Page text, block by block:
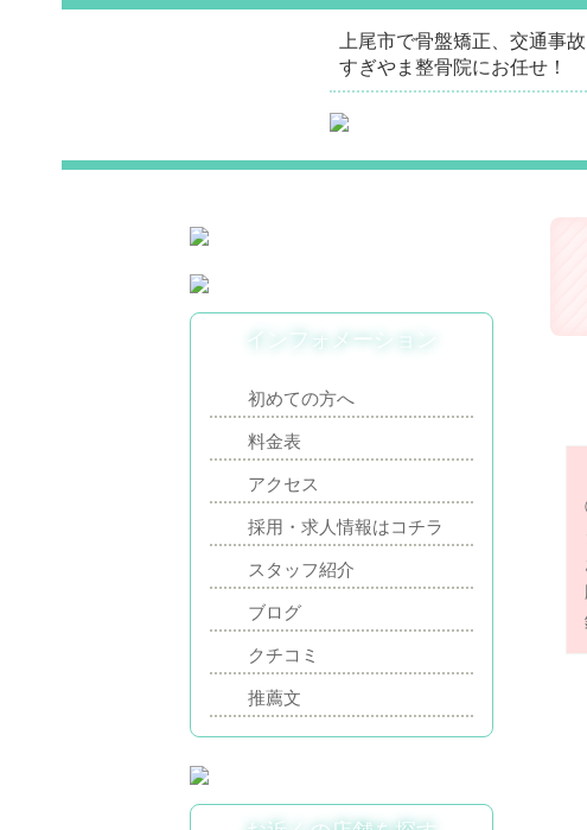
上尾市で骨盤矯正、交通事
すぎやま整骨院にお任せ！
インフォメーション
初めての方へ
料金表
アクセス
採用・求人情報はコチラ
スタッフ紹介
ブログ
クチコミ
推薦文